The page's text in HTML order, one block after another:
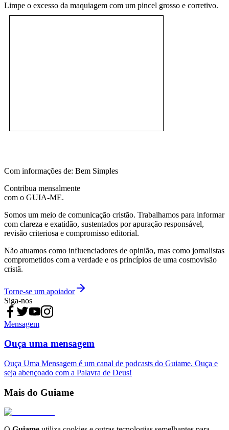
Limpe o excesso da maquiagem com um pincel grosso e corretivo.
Com informações de: Bem Simples
Contribua mensalmente
com o GUIA-ME.
Somos um meio de comunicação cristão. Trabalhamos para informar
com clareza e exatidão, sustentados por apuração responsável,
revisão criteriosa e compromisso editorial.
Não atuamos como influenciadores de opinião, mas como jornalistas
comprometidos com a verdade e os princípios de uma cosmovisão
cristã.
Torne-se um apoiador
Siga-nos
Mensagem
Ouça uma mensagem
Ouça Uma Mensagem é um canal de podcasts do Guiame. Ouça e
seja abençoado com a Palavra de Deus!
Mais do Guiame